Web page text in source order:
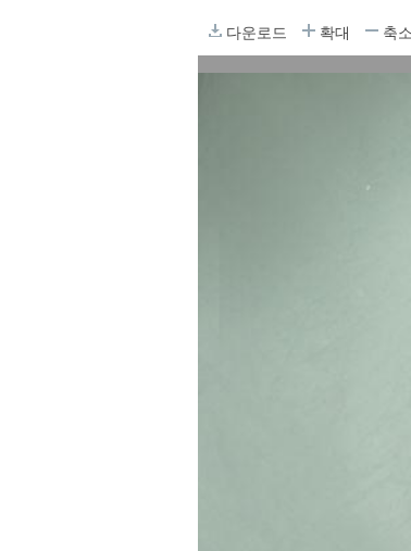
다운로드 확대 축소